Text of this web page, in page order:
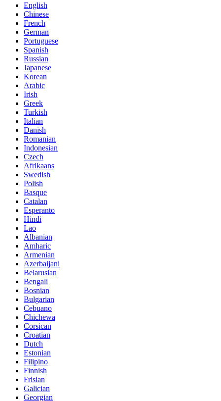
English
Chinese
French
German
Portuguese
Spanish
Russian
Japanese
Korean
Arabic
Irish
Greek
Turkish
Italian
Danish
Romanian
Indonesian
Czech
Afrikaans
Swedish
Polish
Basque
Catalan
Esperanto
Hindi
Lao
Albanian
Amharic
Armenian
Azerbaijani
Belarusian
Bengali
Bosnian
Bulgarian
Cebuano
Chichewa
Corsican
Croatian
Dutch
Estonian
Filipino
Finnish
Frisian
Galician
Georgian